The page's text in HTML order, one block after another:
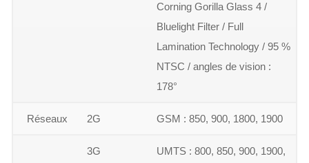
Corning Gorilla Glass 4 /
Bluelight Filter / Full
Lamination Technology / 95 %
NTSC / angles de vision :
178°
Réseaux 2G GSM : 850, 900, 1800, 1900
3G
UMTS : 800, 850, 900, 1900,